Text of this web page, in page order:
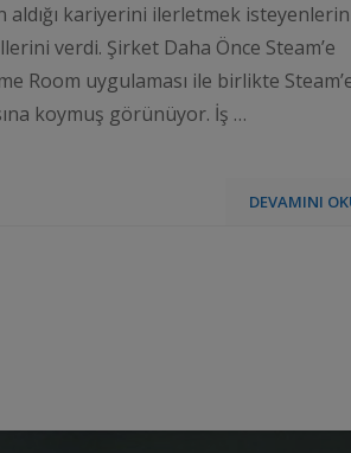
aldığı kariyerini ilerletmek
verdi. Şirket Daha Önce Steam’e
Room uygulaması ile birlikte
koymuş görünüyor. İş …
DEVAMINI